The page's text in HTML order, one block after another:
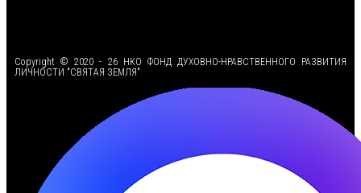
Copyright © 2020 - 26 НКО ФОНД ДУХОВНО-НРАВСТВЕННОГО РАЗВИТИЯ
ЛИЧНОСТИ "СВЯТАЯ ЗЕМЛЯ"